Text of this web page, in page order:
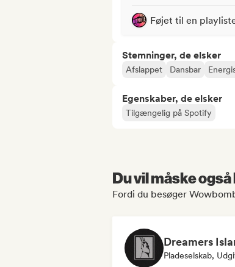
Føjet til en
Stemninger, de elsker
Afslappet Dansbar
Egenskaber, de elsker
Tilgængelig på Spotify
Du vil måske
Fordi du besøger
Pladeselskab,